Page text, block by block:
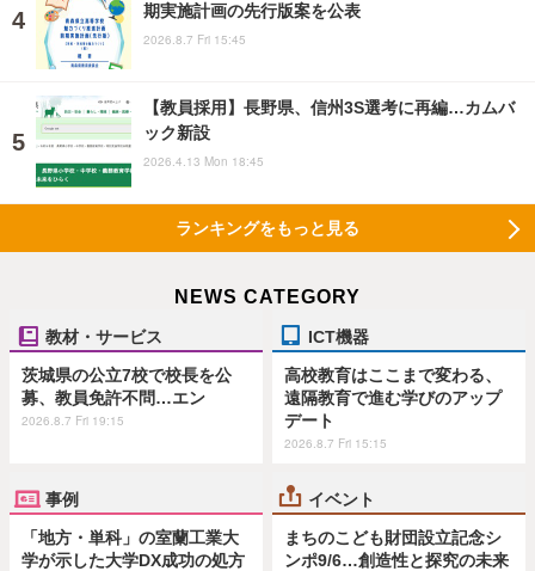
期実施計画の先行版案を公表
2026.8.7 Fri 15:45
【教員採用】長野県、信州3S選考に再編…カムバ
ック新設
2026.4.13 Mon 18:45
ランキングをもっと見る
NEWS CATEGORY
教材・サービス
茨城県の公立7校で校長を公
募、教員免許不問…エン
2026.8.7 Fri 19:15
ICT機器
高校教育はここまで変わる、
遠隔教育で進む学びのアップ
デート
2026.8.7 Fri 15:15
事例
「地方・単科」の室蘭工業大
学が示した大学DX成功の処方
イベント
まちのこども財団設立記念シ
ンポ9/6…創造性と探究の未来